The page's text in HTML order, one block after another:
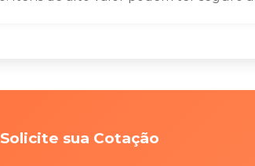
Solicite sua Cotação